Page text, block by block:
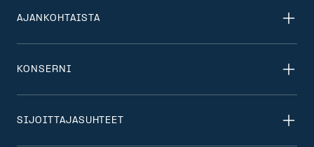
AJANKOHTAISTA
KONSERNI
SIJOITTAJASUHTEET